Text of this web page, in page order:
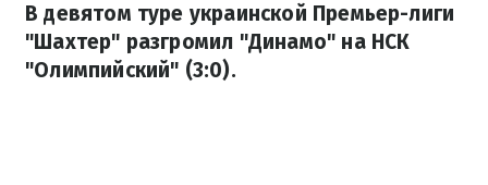
В девятом туре украинской Премьер-лиги
"Шахтер" разгромил "Динамо" на НСК
"Олимпийский" (3:0).